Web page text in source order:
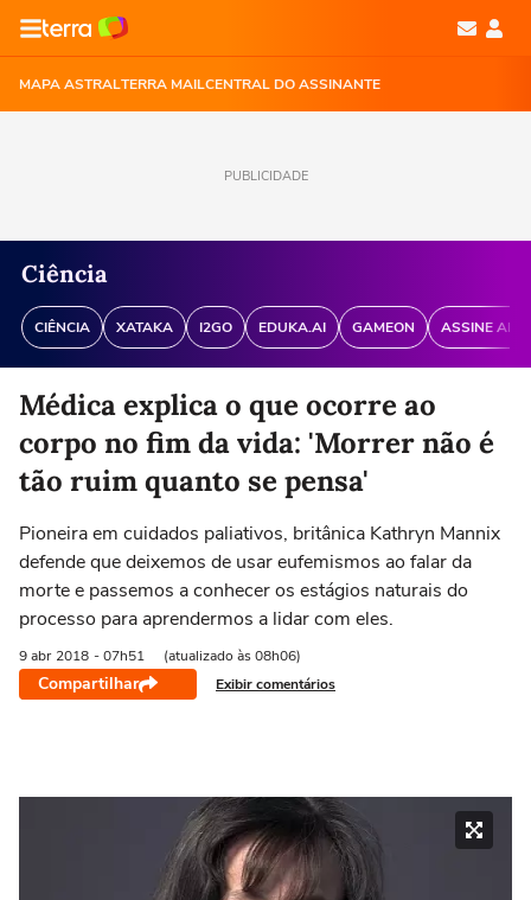
MAPA ASTRALTERRA MAILCENTRAL DO ASSINANTE
PUBLICIDADE
Ciência
CIÊNCIA XATAKA I2GO EDUKA.AI GAMEON ASSINE
Médica explica o que ocorre ao
corpo no fim da vida: 'Morrer não é
tão ruim quanto se pensa'
Pioneira em cuidados paliativos, britânica Kathryn Mannix
defende que deixemos de usar eufemismos ao falar da
morte e passemos a conhecer os estágios naturais do
processo para aprendermos a lidar com eles.
9 abr 2018 - 07h51 (atualizado às 08h06)
Compartilhar Exibir comentários